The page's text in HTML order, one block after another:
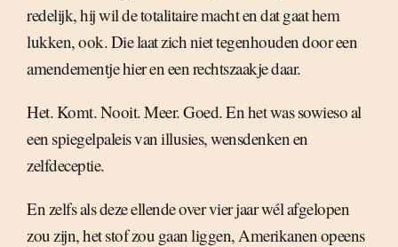
redelijk, hij wil de totalitaire macht en dat gaat hem
lukken, ook. Die laat zich niet tegenhouden door een
amendementje hier en een rechtszaakje daar.
Het. Komt. Nooit. Meer. Goed. En het was sowieso al
een spiegelpaleis van illusies, wensdenken en
zelfdeceptie.
En zelfs als deze ellende over vier jaar wél afgelopen
zou zijn, het stof zou gaan liggen, Amerikanen opeens